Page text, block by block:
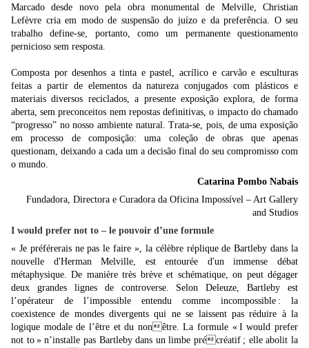
Marcado desde novo pela obra monumental de Melville, Christian
Lefèvre cria em modo de suspensão do juízo e da preferência. O seu
trabalho define-se, portanto, como um permanente questionamento
pernicioso sem resposta.
Composta por desenhos a tinta e pastel, acrílico e carvão e esculturas
feitas a partir de elementos da natureza conjugados com plásticos e
materiais diversos reciclados, a presente exposição explora, de forma
aberta, sem preconceitos nem repostas definitivas, o impacto do chamado
“progresso” no nosso ambiente natural. Trata-se, pois, de uma exposição
em processo de composição: uma coleção de obras que apenas
questionam, deixando a cada um a decisão final do seu compromisso com
o mundo.
Catarina Pombo Nabais
Fundadora, Directora e Curadora da Oficina Impossível – Art Gallery
and Studios
I would prefer not to – le pouvoir d’une formule
« Je préférerais ne pas le faire », la célèbre réplique de Bartleby dans la
nouvelle d'Herman Melville, est entourée d'un immense débat
métaphysique. De manière très brève et schématique, on peut dégager
deux grandes lignes de controverse. Selon Deleuze, Bartleby est
l’opérateur de l’impossible entendu comme incompossible : la
coexistence de mondes divergents qui ne se laissent pas réduire à la
logique modale de l’être et du nonêtre. La formule « I would prefer
not to » n’installe pas Bartleby dans un limbe précréatif ; elle abolit la